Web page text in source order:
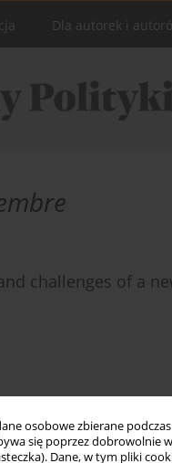
osobowe zbierane
się poprzez dobrowolnie
Dane, w tym pliki
Dla autorek i
challenges of a